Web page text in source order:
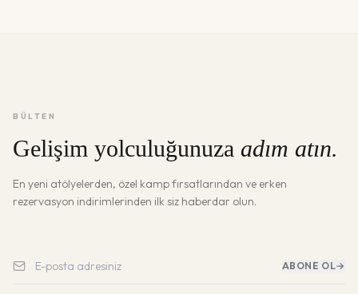
BÜLTEN
Gelişim yolculuğunuza adım atın.
En yeni atölyelerden, özel kamp fırsatlarından ve erken
rezervasyon indirimlerinden ilk siz haberdar olun.
ABONE OL→